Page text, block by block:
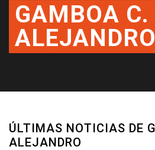
GAMBOA C.
ALEJANDRO
ÚLTIMAS NOTICIAS DE
ALEJANDRO